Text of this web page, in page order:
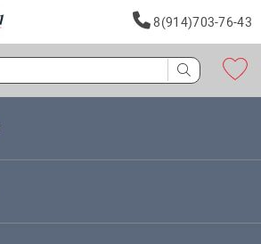
8(914)703-76-43